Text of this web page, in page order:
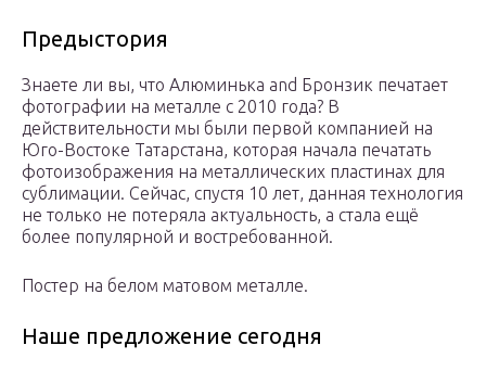
Предыстория
Знаете ли вы, что Алюминька and Бронзик печатает
фотографии на металле с 2010 года? В
действительности мы были первой компанией на
Юго-Востоке Татарстана, которая начала печатать
фотоизображения на металлических пластинах для
сублимации. Сейчас, спустя 10 лет, данная технология
не только не потеряла актуальность, а стала ещё
более популярной и востребованной.
Постер на белом матовом металле.
Наше предложение сегодня